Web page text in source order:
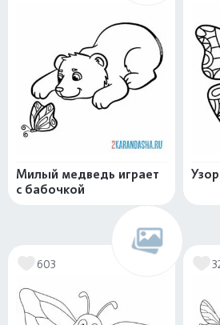
Милый медведь играет
с бабочкой
603